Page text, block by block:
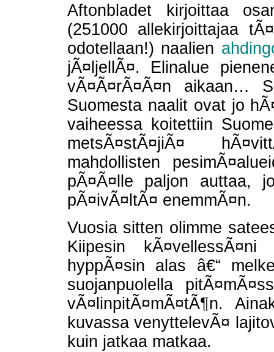
Aftonbladet kirjoittaa
(251000 allekirjoittajaa
odotellaan!) naalien
jÃ¤ljellÃ¤. Elinalue
vÃ¤Ã¤rÃ¤Ã¤n aikaan…
Suomesta naalit ovat jo
vaiheessa koitettiin
metsÃ¤stÃ¤jiÃ¤
mahdollisten
pÃ¤Ã¤lle paljon auttaa,
pÃ¤ivÃ¤ltÃ¤ enemmÃ¤n.
Vuosia sitten olimme
Kiipesin
hyppÃ¤sin alas â€“
suojanpuolella
vÃ¤linpitÃ¤mÃ¤tÃ¶n.
kuvassa venyttelevÃ¤
kuin jatkaa matkaa.